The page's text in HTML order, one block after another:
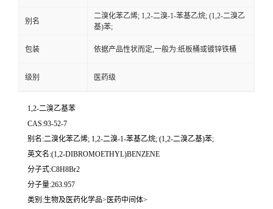
别名
二溴化苯乙烯; 1,2-二溴-1-苯基乙烷; (1,2-二溴乙
基)苯;
包装 依据产品性状而定,一般为:纸板桶或镀锌铁桶
级别 医药级
1,2-二溴乙基苯
CAS:93-52-7
别名:二溴化苯乙烯; 1,2-二溴-1-苯基乙烷; (1,2-二溴乙基)苯;
英文名:(1,2-DIBROMOETHYL)BENZENE
分子式:C8H8Br2
分子量:263.957
类别:生物及医药化学品>医药中间体>